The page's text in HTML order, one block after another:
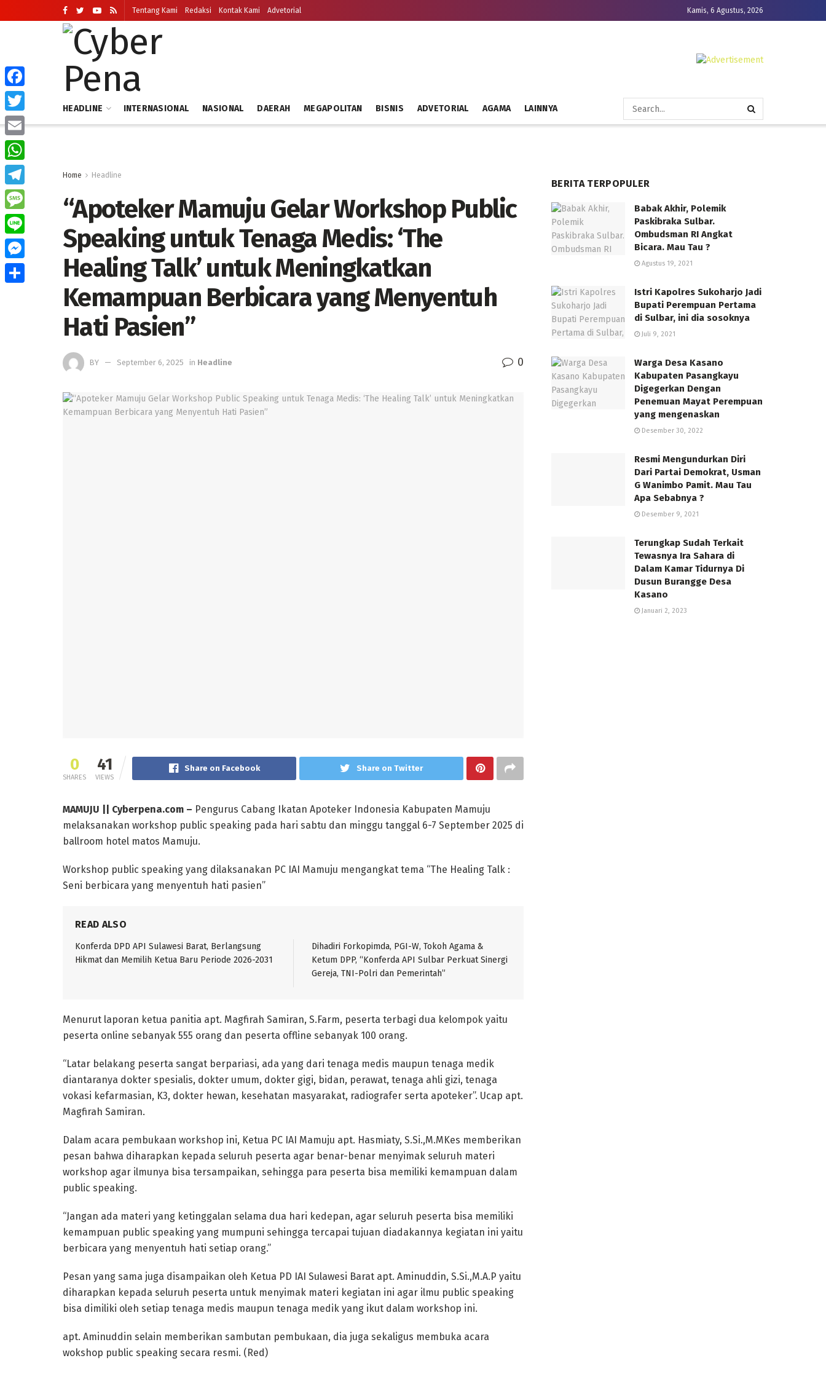
Tentang Kami Redaksi Kontak Kami Advetorial Kamis, 6 Agustus, 2026
HEADLINE INTERNASIONAL NASIONAL DAERAH MEGAPOLITAN BISNIS ADVETORIAL AGAMA LAINNYA
Home Headline
“Apoteker Mamuju Gelar Workshop Public
Speaking untuk Tenaga Medis: ‘The
Healing Talk’ untuk Meningkatkan
Kemampuan Berbicara yang Menyentuh
Hati Pasien”
BY September 6, 2025 in Headline 0
0
SHARES
41
VIEWS
Share on Facebook Share on Twitter
MAMUJU || Cyberpena.com – Pengurus Cabang Ikatan Apoteker Indonesia Kabupaten Mamuju
melaksanakan workshop public speaking pada hari sabtu dan minggu tanggal 6-7 September 2025 di
ballroom hotel matos Mamuju.
Workshop public speaking yang dilaksanakan PC IAI Mamuju mengangkat tema “The Healing Talk :
Seni berbicara yang menyentuh hati pasien”
READ ALSO
Konferda DPD API Sulawesi Barat, Berlangsung
Hikmat dan Memilih Ketua Baru Periode 2026-2031
Dihadiri Forkopimda, PGI-W, Tokoh Agama &
Ketum DPP, “Konferda API Sulbar Perkuat Sinergi
Gereja, TNI-Polri dan Pemerintah”
Menurut laporan ketua panitia apt. Magfirah Samiran, S.Farm, peserta terbagi dua kelompok yaitu
peserta online sebanyak 555 orang dan peserta offline sebanyak 100 orang.
“Latar belakang peserta sangat berpariasi, ada yang dari tenaga medis maupun tenaga medik
diantaranya dokter spesialis, dokter umum, dokter gigi, bidan, perawat, tenaga ahli gizi, tenaga
vokasi kefarmasian, K3, dokter hewan, kesehatan masyarakat, radiografer serta apoteker”. Ucap apt.
Magfirah Samiran.
Dalam acara pembukaan workshop ini, Ketua PC IAI Mamuju apt. Hasmiaty, S.Si.,M.MKes memberikan
pesan bahwa diharapkan kepada seluruh peserta agar benar-benar menyimak seluruh materi
workshop agar ilmunya bisa tersampaikan, sehingga para peserta bisa memiliki kemampuan dalam
public speaking.
“Jangan ada materi yang ketinggalan selama dua hari kedepan, agar seluruh peserta bisa memiliki
kemampuan public speaking yang mumpuni sehingga tercapai tujuan diadakannya kegiatan ini yaitu
berbicara yang menyentuh hati setiap orang.”
Pesan yang sama juga disampaikan oleh Ketua PD IAI Sulawesi Barat apt. Aminuddin, S.Si.,M.A.P yaitu
diharapkan kepada seluruh peserta untuk menyimak materi kegiatan ini agar ilmu public speaking
bisa dimiliki oleh setiap tenaga medis maupun tenaga medik yang ikut dalam workshop ini.
apt. Aminuddin selain memberikan sambutan pembukaan, dia juga sekaligus membuka acara
wokshop public speaking secara resmi. (Red)
BERITA TERPOPULER
Babak Akhir, Polemik
Paskibraka Sulbar.
Ombudsman RI Angkat
Bicara. Mau Tau ?
Agustus 19, 2021
Istri Kapolres Sukoharjo Jadi
Bupati Perempuan Pertama
di Sulbar, ini dia sosoknya
Juli 9, 2021
Warga Desa Kasano
Kabupaten Pasangkayu
Digegerkan Dengan
Penemuan Mayat Perempuan
yang mengenaskan
Desember 30, 2022
Resmi Mengundurkan Diri
Dari Partai Demokrat, Usman
G Wanimbo Pamit. Mau Tau
Apa Sebabnya ?
Desember 9, 2021
Terungkap Sudah Terkait
Tewasnya Ira Sahara di
Dalam Kamar Tidurnya Di
Dusun Burangge Desa
Kasano
Januari 2, 2023
Facebook
Twitter
Email
WhatsApp
Telegram
Message
Line
Messenger